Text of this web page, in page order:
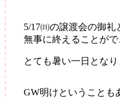
5/17㈰の譲渡会の御礼
無事に終えることが
とても暑い一日とな
GW明けということも